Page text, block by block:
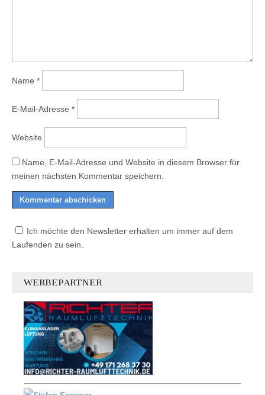
Name *
E-Mail-Adresse *
Website
Name, E-Mail-Adresse und Website in diesem Browser für
meinen nächsten Kommentar speichern.
Ich möchte den Newsletter erhalten um immer auf dem
Laufenden zu sein.
WERBEPARTNER